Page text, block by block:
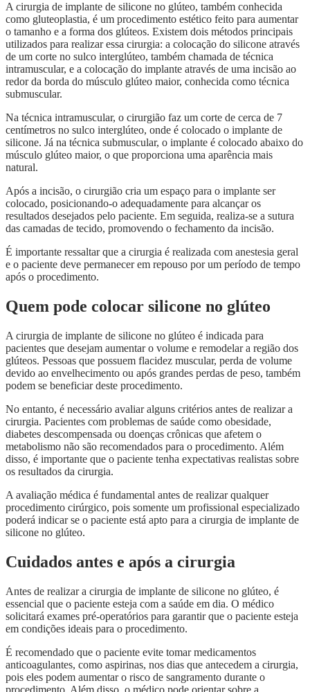
A cirurgia de implante de silicone no glúteo, também conhecida
como gluteoplastia, é um procedimento estético feito para aumentar
o tamanho e a forma dos glúteos. Existem dois métodos principais
utilizados para realizar essa cirurgia: a colocação do silicone através
de um corte no sulco interglúteo, também chamada de técnica
intramuscular, e a colocação do implante através de uma incisão ao
redor da borda do músculo glúteo maior, conhecida como técnica
submuscular.
Na técnica intramuscular, o cirurgião faz um corte de cerca de 7
centímetros no sulco interglúteo, onde é colocado o implante de
silicone. Já na técnica submuscular, o implante é colocado abaixo do
músculo glúteo maior, o que proporciona uma aparência mais
natural.
Após a incisão, o cirurgião cria um espaço para o implante ser
colocado, posicionando-o adequadamente para alcançar os
resultados desejados pelo paciente. Em seguida, realiza-se a sutura
das camadas de tecido, promovendo o fechamento da incisão.
É importante ressaltar que a cirurgia é realizada com anestesia geral
e o paciente deve permanecer em repouso por um período de tempo
após o procedimento.
Quem pode colocar silicone no glúteo
A cirurgia de implante de silicone no glúteo é indicada para
pacientes que desejam aumentar o volume e remodelar a região dos
glúteos. Pessoas que possuem flacidez muscular, perda de volume
devido ao envelhecimento ou após grandes perdas de peso, também
podem se beneficiar deste procedimento.
No entanto, é necessário avaliar alguns critérios antes de realizar a
cirurgia. Pacientes com problemas de saúde como obesidade,
diabetes descompensada ou doenças crônicas que afetem o
metabolismo não são recomendados para o procedimento. Além
disso, é importante que o paciente tenha expectativas realistas sobre
os resultados da cirurgia.
A avaliação médica é fundamental antes de realizar qualquer
procedimento cirúrgico, pois somente um profissional especializado
poderá indicar se o paciente está apto para a cirurgia de implante de
silicone no glúteo.
Cuidados antes e após a cirurgia
Antes de realizar a cirurgia de implante de silicone no glúteo, é
essencial que o paciente esteja com a saúde em dia. O médico
solicitará exames pré-operatórios para garantir que o paciente esteja
em condições ideais para o procedimento.
É recomendado que o paciente evite tomar medicamentos
anticoagulantes, como aspirinas, nos dias que antecedem a cirurgia,
pois eles podem aumentar o risco de sangramento durante o
procedimento. Além disso, o médico pode orientar sobre a